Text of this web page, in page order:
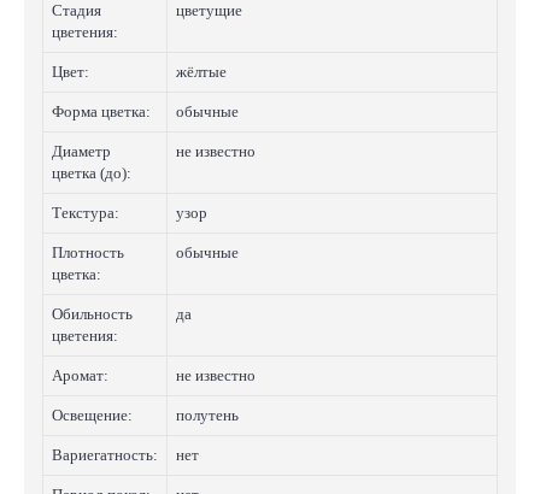
Стадия
цветения:
цветущие
Цвет: жёлтые
Форма цветка: обычные
Диаметр
цветка (до):
не известно
Текстура: узор
Плотность
цветка:
обычные
Обильность
цветения:
да
Аромат: не известно
Освещение: полутень
Вариегатность: нет